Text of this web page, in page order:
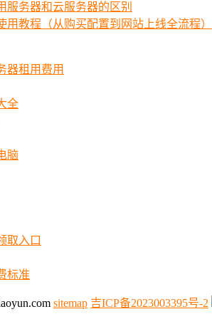
服务器和云服务器的区别
用教程（从购买配置到网站上线全流程）
器租用费用
全
脑
取入口
标准
sitemap 吉ICP备2023003395号-2